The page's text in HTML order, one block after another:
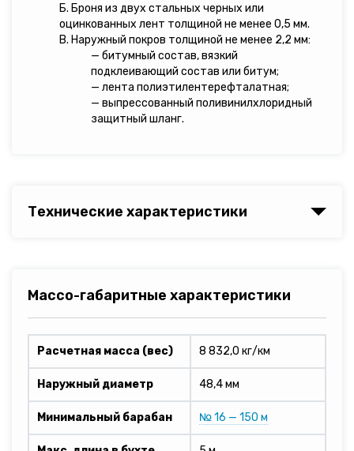
Б. Броня из двух стальных черных или
оцинкованных лент толщиной не менее 0,5 мм.
В. Наружный покров толщиной не менее 2,2 мм:
— битумный состав, вязкий
подклеивающий состав или битум;
— лента полиэтилентерефталатная;
— выпрессованный поливинилхлоридный
защитный шланг.
Технические характеристики
Массо-габаритные характеристики
Расчетная масса (вес) 8 832,0 кг/км
Наружный диаметр 48,4 мм
Минимальный барабан № 16 — 150 м